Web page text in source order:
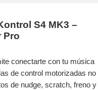
S4 MK3 –
Pro
conectarte con tu música
de control motorizadas no
de nudge, scratch, freno y